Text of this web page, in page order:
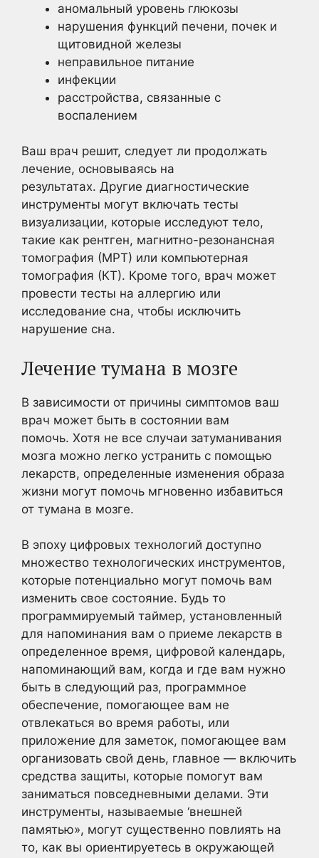
аномальный уровень глюкозы
нарушения функций печени, почек и
щитовидной железы
неправильное питание
инфекции
расстройства, связанные с
воспалением
Ваш врач решит, следует ли продолжать
лечение, основываясь на
результатах. Другие диагностические
инструменты могут включать тесты
визуализации, которые исследуют тело,
такие как рентген, магнитно-резонансная
томография (МРТ) или компьютерная
томография (КТ). Кроме того, врач может
провести тесты на аллергию или
исследование сна, чтобы исключить
нарушение сна.
Лечение тумана в мозге
В зависимости от причины симптомов ваш
врач может быть в состоянии вам
помочь. Хотя не все случаи затуманивания
мозга можно легко устранить с помощью
лекарств, определенные изменения образа
жизни могут помочь мгновенно избавиться
от тумана в мозге.
В эпоху цифровых технологий доступно
множество технологических инструментов,
которые потенциально могут помочь вам
изменить свое состояние. Будь то
программируемый таймер, установленный
для напоминания вам о приеме лекарств в
определенное время, цифровой календарь,
напоминающий вам, когда и где вам нужно
быть в следующий раз, программное
обеспечение, помогающее вам не
отвлекаться во время работы, или
приложение для заметок, помогающее вам
организовать свой день, главное — включить
средства защиты, которые помогут вам
заниматься повседневными делами. Эти
инструменты, называемые ‘внешней
памятью», могут существенно повлиять на
то, как вы ориентируетесь в окружающей